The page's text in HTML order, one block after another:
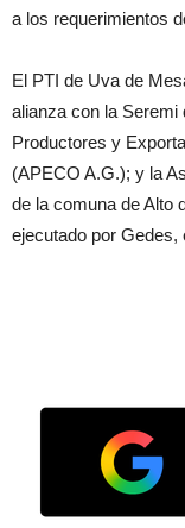
a los requerimientos
El PTI de Uva de
alianza con la Seremi
Productores y
(APECO A.G.); y la
de la comuna de Alto
ejecutado por Gedes,